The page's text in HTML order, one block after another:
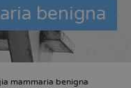
benigna
mammaria benigna